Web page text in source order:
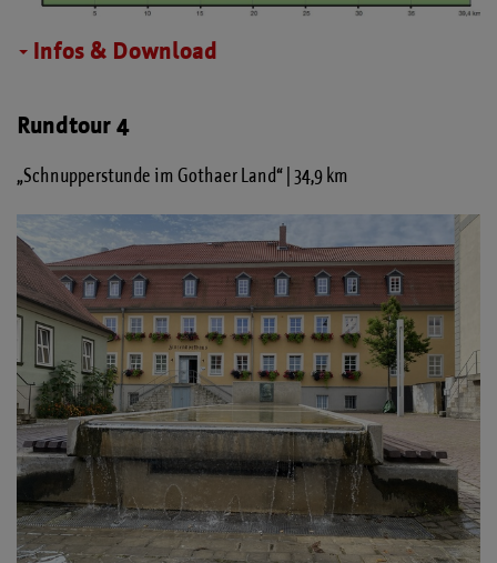
Infos & Download
Rundtour 4
„Schnupperstunde im Gothaer Land“ | 34,9 km